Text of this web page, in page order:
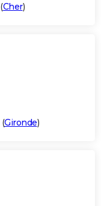
(Cher)
(Gironde)